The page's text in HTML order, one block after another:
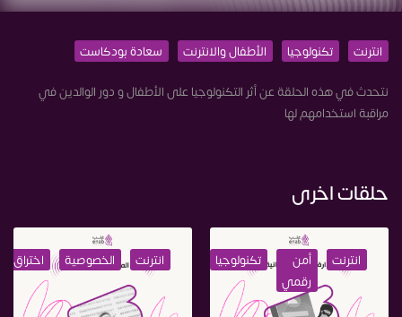
انترنت تكنولوجيا الأطفال والانترنت
سعادة بودكاست
نتحدث في هذه الحلقة عن أثر التكنولوجيا على الأطفال و دور الوالدين في
مراقبة استخدامهم لها
حلقات اخرى
انترنت
أمن
رقمي
تكنولوجيا الخصوصية اختراق انترنت الخصوصية اختراق